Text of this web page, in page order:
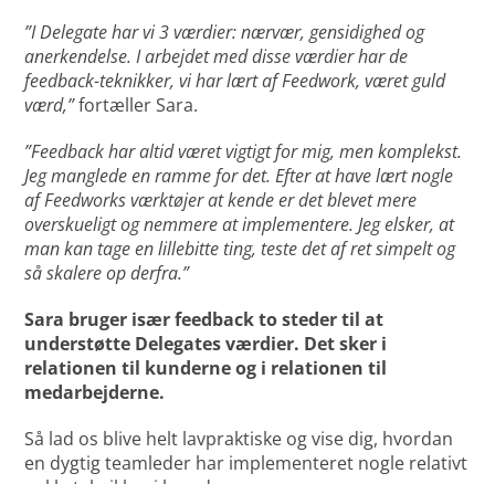
”I Delegate har vi 3 værdier: nærvær, gensidighed og
anerkendelse. I arbejdet med disse værdier har de
feedback-teknikker, vi har lært af Feedwork, været guld
værd,”fortæller Sara.
”Feedback har altid været vigtigt for mig, men komplekst.
Jeg manglede en ramme for det. Efter at have lært nogle
af Feedworks værktøjer at kende er det blevet mere
overskueligt og nemmere at implementere. Jeg elsker, at
man kan tage en lillebitte ting, teste det af ret simpelt og
så skalere op derfra.”
Sara bruger især feedback to steder til at
understøtte Delegates værdier. Det sker i
relationen til kunderne og i relationen til
medarbejderne.
Så lad os blive helt lavpraktiske og vise dig, hvordan
en dygtig teamleder har implementeret nogle relativt